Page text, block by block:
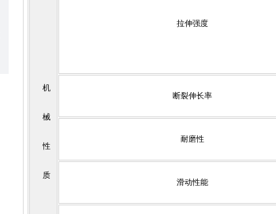
机
械
性
质
拉伸强度
断裂伸长率
耐磨性
滑动性能